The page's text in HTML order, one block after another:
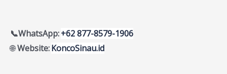
📞WhatsApp:+62 877-8579-1906
🌐Website:KoncoSinau.id